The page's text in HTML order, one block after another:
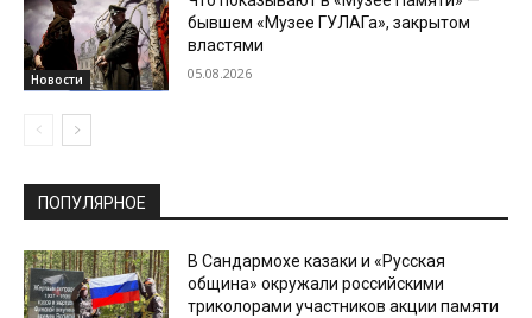
Новости
бывшем «Музее ГУЛАГа», закрытом
властями
05.08.2026
ПОПУЛЯРНОЕ
В Сандармохе казаки и «Русская
община» окружали российскими
триколорами участников акции памяти